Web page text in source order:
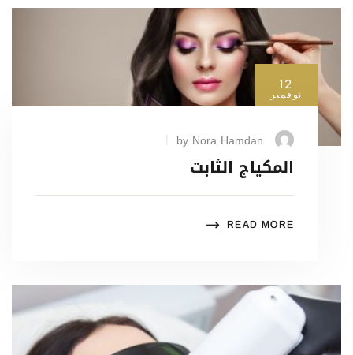
12
نوفمبر
المكياج الثابت
READ MORE